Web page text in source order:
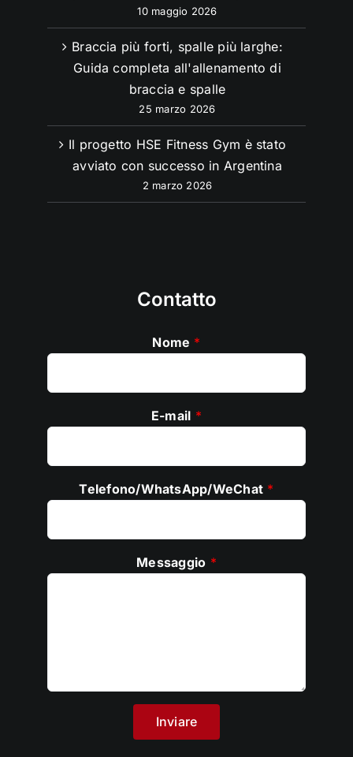
10 maggio 2026
Braccia più forti, spalle più larghe:
Guida completa all'allenamento di
braccia e spalle
25 marzo 2026
Il progetto HSE Fitness Gym è stato
avviato con successo in Argentina
2 marzo 2026
Contatto
Nome *
E-mail *
Telefono/WhatsApp/WeChat *
Messaggio *